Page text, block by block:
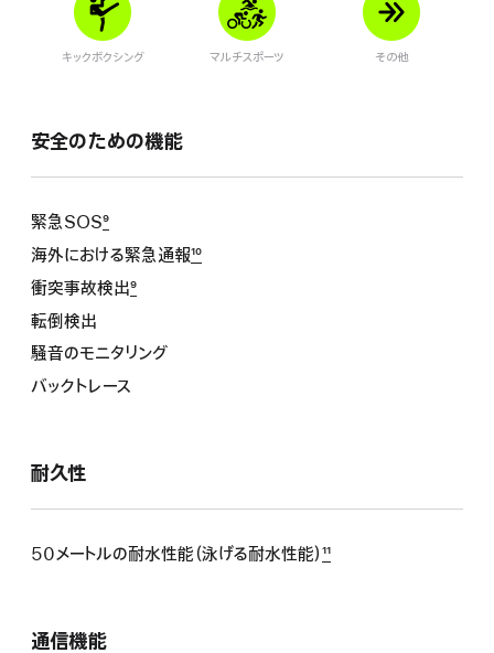
キックボクシング マルチスポーツ その他
安全のための機能
緊急SOS9
海外における緊急通報10
衝突事故検出9
転倒検出
騒音のモニタリング
バックトレース
耐久性
50メートルの耐水性能（泳げる耐水性能）11
通信機能